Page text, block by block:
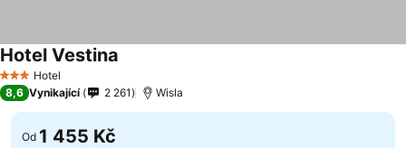
3 Počet hvězdiček
Hotel
Hotel Vestina
8,6 Vynikající 2 261 Wisla
Od 1 455 Kč